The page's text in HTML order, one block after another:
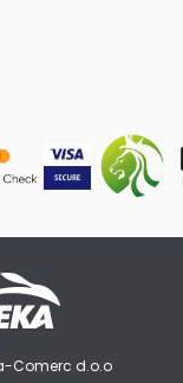
Comerc d.o.o